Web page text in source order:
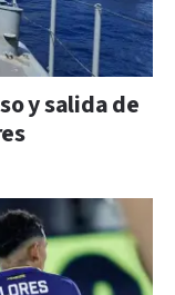
y salida de